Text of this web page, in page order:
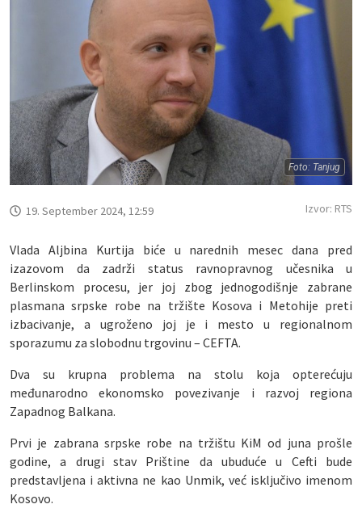
Foto: Tanjug
19. September 2024, 12:59 Izvor: RTS
Vlada Aljbina Kurtija biće u narednih mesec dana pred
izazovom da zadrži status ravnopravnog učesnika u
Berlinskom procesu, jer joj zbog jednogodišnje zabrane
plasmana srpske robe na tržište Kosova i Metohije preti
izbacivanje, a ugroženo joj je i mesto u regionalnom
sporazumu za slobodnu trgovinu – CEFTA.
Dva su krupna problema na stolu koja opterećuju
međunarodno ekonomsko povezivanje i razvoj regiona
Zapadnog Balkana.
Prvi je zabrana srpske robe na tržištu KiM od juna prošle
godine, a drugi stav Prištine da ubuduće u Cefti bude
predstavljena i aktivna ne kao Unmik, već isključivo imenom
Kosovo.